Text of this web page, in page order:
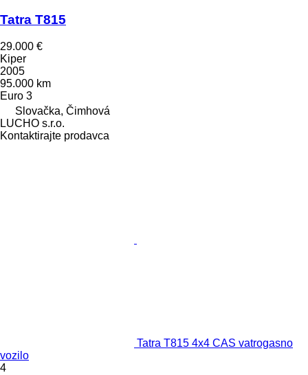
Tatra T815
29.000 €
Kiper
2005
95.000 km
Euro 3
Slovačka, Čimhová
LUCHO s.r.o.
Kontaktirajte prodavca
Tatra T815 4x4 CAS vatrogasno
vozilo
4